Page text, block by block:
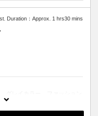
Duration：Approx. 1 hrs30 mins
ロー込み。